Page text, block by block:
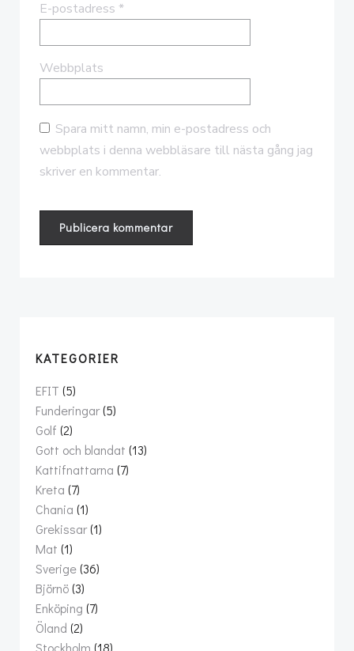
E-postadress *
Webbplats
Spara mitt namn, min e-postadress och
webbplats i denna webbläsare till nästa gång jag
skriver en kommentar.
KATEGORIER
EFIT (5)
Funderingar(5)
Golf (2)
Gott och blandat (13)
Kattifnattarna (7)
Kreta (7)
Chania (1)
Grekissar(1)
Mat (1)
Sverige(36)
Björnö(3)
Enköping (7)
Öland (2)
Stockholm (18)